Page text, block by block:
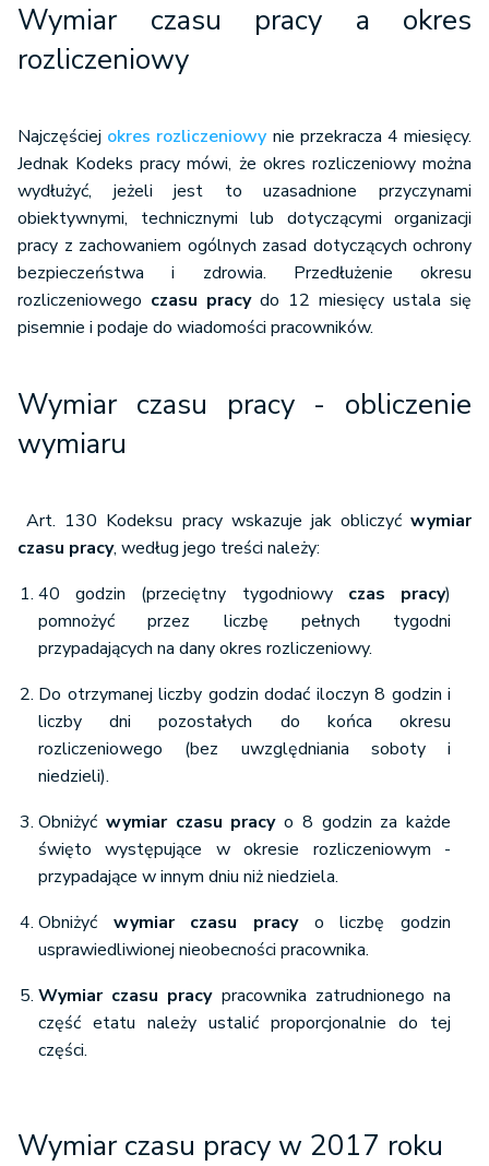
Wymiar czasu pracy a okres
rozliczeniowy
Najczęściej okres rozliczeniowy nie przekracza 4 miesięcy.
Jednak Kodeks pracy mówi, że okres rozliczeniowy można
wydłużyć, jeżeli jest to uzasadnione przyczynami
obiektywnymi, technicznymi lub dotyczącymi organizacji
pracy z zachowaniem ogólnych zasad dotyczących ochrony
bezpieczeństwa i zdrowia. Przedłużenie okresu
rozliczeniowego czasu pracydo 12 miesięcy ustala się
pisemnie i podaje do wiadomości pracowników.
Wymiar czasu pracy - obliczenie
wymiaru
Art. 130 Kodeksu pracy wskazuje jak obliczyć wymiar
czasu pracy, według jego treści należy:
40 godzin (przeciętny tygodniowy czas pracy)
pomnożyć przez liczbę pełnych tygodni
przypadających na dany okres rozliczeniowy.
Do otrzymanej liczby godzin dodać iloczyn 8 godzin i
liczby dni pozostałych do końca okresu
rozliczeniowego (bez uwzględniania soboty i
niedzieli).
Obniżyć wymiar czasu pracyo 8 godzin za każde
święto występujące w okresie rozliczeniowym -
przypadające w innym dniu niż niedziela.
Obniżyć wymiar czasu pracyo liczbę godzin
usprawiedliwionej nieobecności pracownika.
Wymiar czasu pracypracownika zatrudnionego na
część etatu należy ustalić proporcjonalnie do tej
części.
Wymiar czasu pracy w 2017 roku